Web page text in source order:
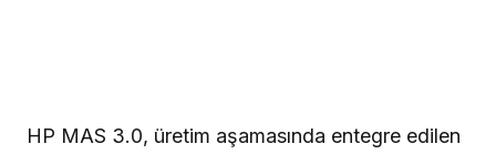
HP MAS 3.0, üretim aşamasında entegre edilen